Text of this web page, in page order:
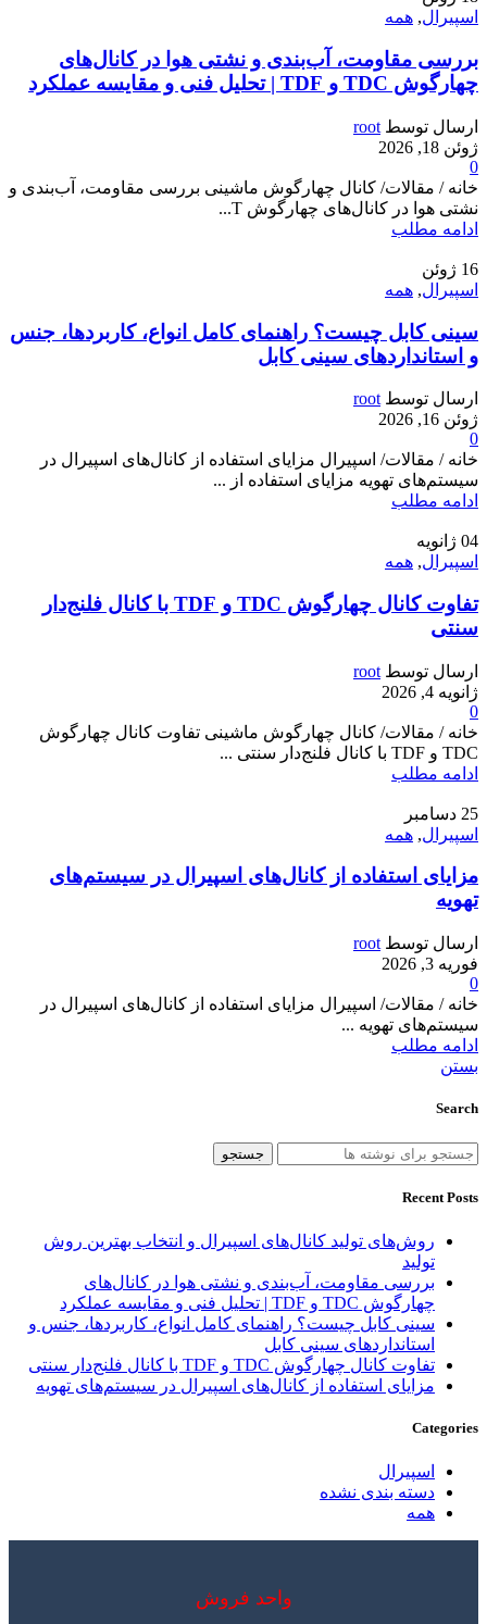
اسپیرال, همه
بررسی مقاومت، آب‌بندی و نشتی هوا در کانال‌های
چهارگوش TDC و TDF | تحلیل فنی و مقایسه عملکرد
ارسال توسط root
ژوئن 18, 2026
0
خانه / مقالات/ کانال چهارگوش ماشینی بررسی مقاومت، آب‌بندی و
نشتی هوا در کانال‌های چهارگوش T...
ادامه مطلب
16 ژوئن
اسپیرال, همه
سینی کابل چیست؟ راهنمای کامل انواع، کاربردها، جنس
و استانداردهای سینی کابل
ارسال توسط root
ژوئن 16, 2026
0
خانه / مقالات/ اسپیرال مزایای استفاده از کانال‌های اسپیرال در
سیستم‌های تهویه مزایای استفاده از ...
ادامه مطلب
04 ژانویه
اسپیرال, همه
تفاوت کانال چهارگوش TDC و TDF با کانال فلنج‌دار
سنتی
ارسال توسط root
ژانویه 4, 2026
0
خانه / مقالات/ کانال چهارگوش ماشینی تفاوت کانال چهارگوش
TDC و TDF با کانال فلنج‌دار سنتی ...
ادامه مطلب
25 دسامبر
اسپیرال, همه
مزایای استفاده از کانال‌های اسپیرال در سیستم‌های
تهویه
ارسال توسط root
فوریه 3, 2026
0
خانه / مقالات/ اسپیرال مزایای استفاده از کانال‌های اسپیرال در
سیستم‌های تهویه ...
ادامه مطلب
بستن
Search
جستجو
Recent Posts
روش‌های تولید کانال‌های اسپیرال و انتخاب بهترین روش
تولید
بررسی مقاومت، آب‌بندی و نشتی هوا در کانال‌های
چهارگوش TDC و TDF | تحلیل فنی و مقایسه عملکرد
سینی کابل چیست؟ راهنمای کامل انواع، کاربردها، جنس و
استانداردهای سینی کابل
تفاوت کانال چهارگوش TDC و TDF با کانال فلنج‌دار سنتی
مزایای استفاده از کانال‌های اسپیرال در سیستم‌های تهویه
Categories
اسپیرال
دسته بندی نشده
همه
واحد فروش